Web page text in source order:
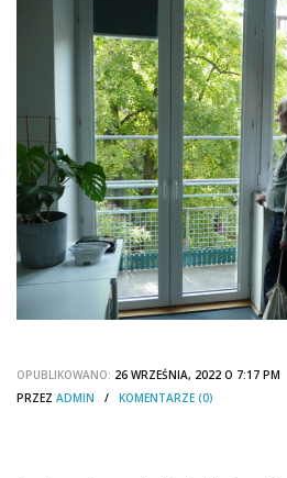
OPUBLIKOWANO: 26 WRZEŚNIA, 2022 O 7:17
PRZEZ ADMIN / KOMENTARZE (0)